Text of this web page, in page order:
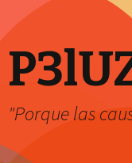
"Porque las